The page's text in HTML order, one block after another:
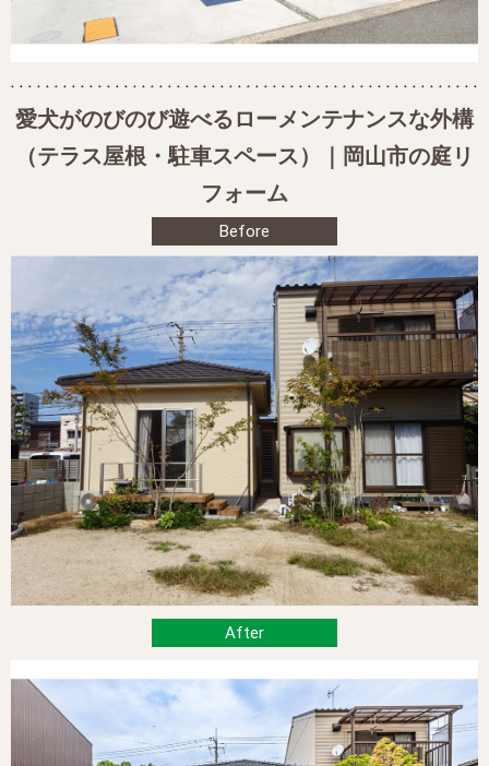
愛犬がのびのび遊べるローメンテナンスな外構
（テラス屋根・駐車スペース）｜岡山市の庭リ
フォーム